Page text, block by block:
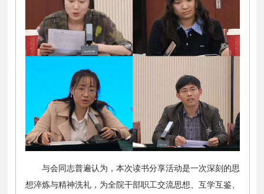
与会同志普遍认为，本次读书分享活动是一次深刻的思
想淬炼与精神洗礼，为全院干部职工交流思想、互学互鉴、